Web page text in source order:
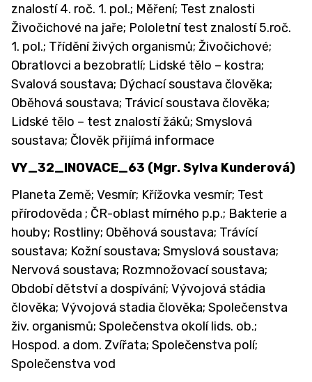
znalostí 4. roč. 1. pol.; Měření; Test znalosti
Živočichové na jaře; Pololetní test znalostí 5.roč.
1. pol.; Třídění živých organismů; Živočichové;
Obratlovci a bezobratlí; Lidské tělo – kostra;
Svalová soustava; Dýchací soustava člověka;
Oběhová soustava; Trávicí soustava člověka;
Lidské tělo – test znalostí žáků; Smyslová
soustava; Člověk přijímá informace
VY_32_INOVACE_63 (Mgr. Sylva Kunderová)
Planeta Země; Vesmír; Křížovka vesmír; Test
přírodověda ; ČR-oblast mírného p.p.; Bakterie a
houby; Rostliny; Oběhová soustava; Trávící
soustava; Kožní soustava; Smyslová soustava;
Nervová soustava; Rozmnožovací soustava;
Období dětství a dospívání; Vývojová stádia
člověka; Vývojová stadia člověka; Společenstva
živ. organismů; Společenstva okolí lids. ob.;
Hospod. a dom. Zvířata; Společenstva polí;
Společenstva vod